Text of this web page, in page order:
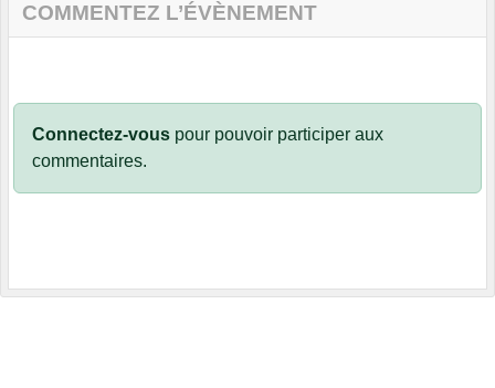
COMMENTEZ L’ÉVÈNEMENT
Connectez-vous pour pouvoir participer aux
commentaires.